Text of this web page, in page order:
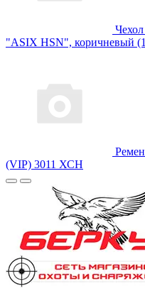
"ASIX HSN", коричневый
(VIP) 3011 ХСН